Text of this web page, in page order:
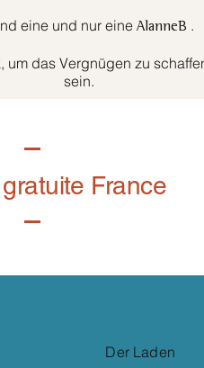
eine und nur eine AlanneB .
um das Vergnügen zu
sein.
France
Der Laden